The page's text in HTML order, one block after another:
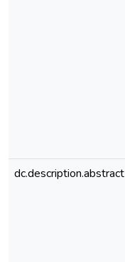
dc.description.abstract